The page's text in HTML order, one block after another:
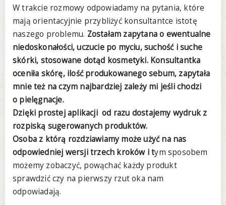
W trakcie rozmowy odpowiadamy na pytania, które
mają orientacyjnie przybliżyć konsultantce istotę
naszego problemu. Zostałam zapytana o ewentualne
niedoskonałości, uczucie po myciu, suchość i suche
skórki, stosowane dotąd kosmetyki. Konsultantka
oceniła skórę, ilość produkowanego sebum, zapytała
mnie też na czym najbardziej zależy mi jeśli chodzi
o pielęgnacje.
Dzięki prostej aplikacji od razu dostajemy wydruk z
rozpiską sugerowanych produktów.
Osoba z którą rozdziawiamy możeużyć na nas
odpowiedniej wersji trzech kroków i tym sposobem
możemy zobaczyć, powąchać każdy produkt
sprawdzić czy na pierwszy rzut oka nam
odpowiadają.